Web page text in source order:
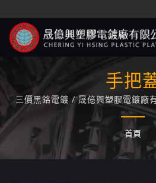
手把
三價黑鉻電鍍 / 晟億興塑膠電鍍廠
年，專精於ABS/PC+ABS塑膠電鍍
年的塑膠電鍍經驗
首頁